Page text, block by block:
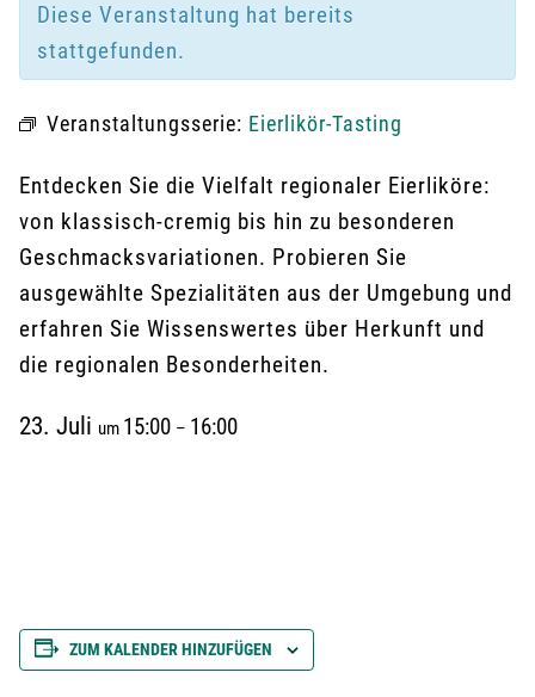
Diese Veranstaltung hat bereits
stattgefunden.
Veranstaltungsserie: Eierlikör-Tasting
Entdecken Sie die Vielfalt regionaler Eierliköre:
von klassisch-cremig bis hin zu besonderen
Geschmacksvariationen. Probieren Sie
ausgewählte Spezialitäten aus der Umgebung und
erfahren Sie Wissenswertes über Herkunft und
die regionalen Besonderheiten.
23. Juli um 15:00 – 16:00
ZUM KALENDER HINZUFÜGEN